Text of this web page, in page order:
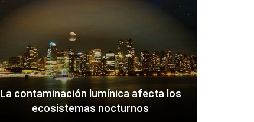
La contaminación lumínica afecta los
ecosistemas nocturnos